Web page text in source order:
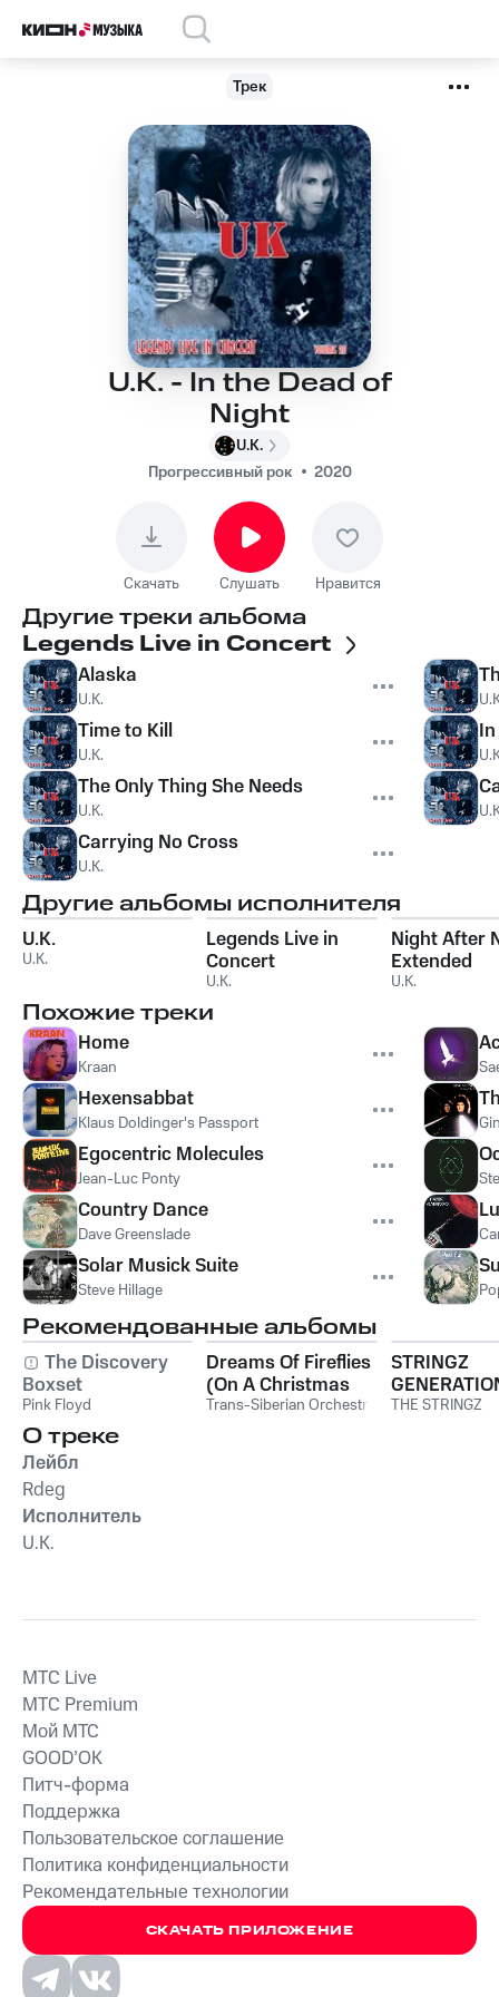
Трек
U.K. - In the Dead of
Night
U.K.
Прогрессивный рок
2020
Скачать Слушать Нравится
Другие треки альбома
Legends Live in Concert
Alaska
U.K.
Time to Kill
U.K.
The Only Thing She Needs
U.K.
Carrying No Cross
U.K.
Другие альбомы исполнителя
U.K.
U.K.
Legends Live in
Concert
U.K.
Night After
Extended
U.K.
Похожие треки
Home
Kraan
Hexensabbat
Klaus Doldinger's Passport
Egocentric Molecules
Jean-Luc Ponty
Country Dance
Dave Greenslade
Solar Musick Suite
Steve Hillage
Рекомендованные альбомы
The Discovery
Boxset
Pink Floyd
Dreams Of Fireflies
(On A Christmas
Night)
Trans-Siberian Orchestra
STRINGZ
THE STRINGZ
О треке
Лейбл
Rdeg
Исполнитель
U.K.
СКАЧАТЬ ПРИЛОЖЕНИЕ
MTС Live
MTС Premium
Мой МТС
GOOD’OK
Питч-форма
Поддержка
Пользовательское соглашение
Политика конфиденциальности
Рекомендательные технологии